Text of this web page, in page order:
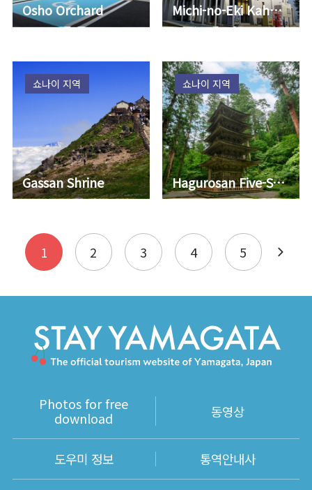
Osho Orchard Michi-no-Eki Kahoku Brattopia
Gassan Shrine
쇼나이 지역
Hagurosan Five-Story Pagoda
쇼나이 지역
1 2 3 4 5
Photos for free
download
동영상
도우미 정보 통역안내사